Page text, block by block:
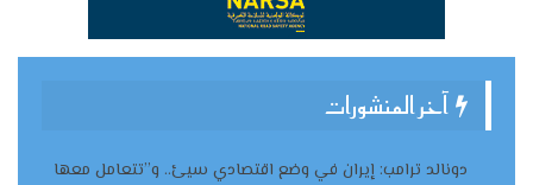
آخر المنشورات
دونالد ترامب: إيران في وضع اقتصادي سيئ.. و”تتعامل معها